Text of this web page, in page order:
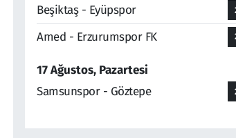
Beşiktaş - Eyüpspor
Amed - Erzurumspor FK
17 Ağustos, Pazartesi
Samsunspor - Göztepe